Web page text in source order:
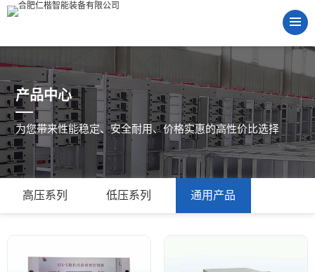
产品中心
为您带来性能稳定、安全耐用、价格实惠的高性价比选择
高压系列 低压系列 通用产品